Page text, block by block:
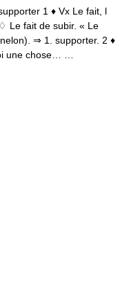
1 ♦ Vx Le fait, l
Le fait de subir. « Le
⇒ 1. supporter. 2 ♦
une chose… …